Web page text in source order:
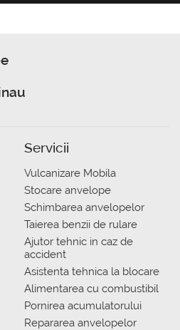
Servicii
Vulcanizare Mobila
Stocare anvelope
Schimbarea anvelopelor
Taierea benzii de rulare
Ajutor tehnic in caz de
accident
Asistenta tehnica la blocare
Alimentarea cu combustibil
Pornirea acumulatorului
Repararea anvelopelor